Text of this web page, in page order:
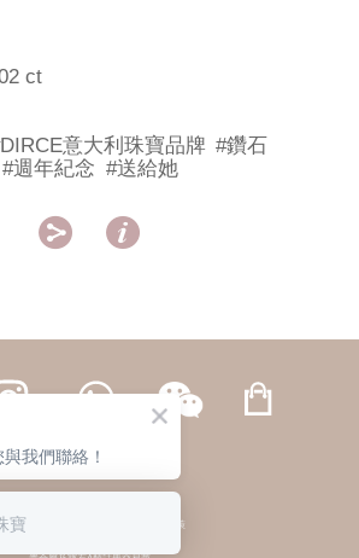
ct
意大利珠寶品牌 #鑽石
#週年紀念 #送給她
 
繁體 | 簡体
六福集團 版權所有 不得轉載 私隱政策
我們聯絡！
寶